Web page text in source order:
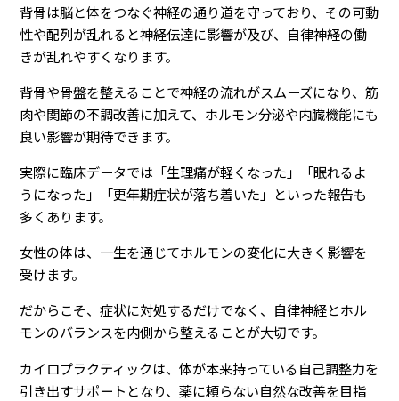
背骨は脳と体をつなぐ神経の通り道を守っており、その可動
性や配列が乱れると神経伝達に影響が及び、自律神経の働
きが乱れやすくなります。
背骨や骨盤を整えることで神経の流れがスムーズになり、筋
肉や関節の不調改善に加えて、ホルモン分泌や内臓機能にも
良い影響が期待できます。
実際に臨床データでは「生理痛が軽くなった」「眠れるよ
うになった」「更年期症状が落ち着いた」といった報告も
多くあります。
女性の体は、一生を通じてホルモンの変化に大きく影響を
受けます。
だからこそ、症状に対処するだけでなく、自律神経とホル
モンのバランスを内側から整えることが大切です。
カイロプラクティックは、体が本来持っている自己調整力を
引き出すサポートとなり、薬に頼らない自然な改善を目指